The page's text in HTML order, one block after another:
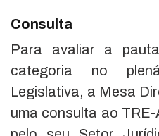
Consulta
Para avaliar a
categoria no
Legislativa, a Mesa
uma consulta ao